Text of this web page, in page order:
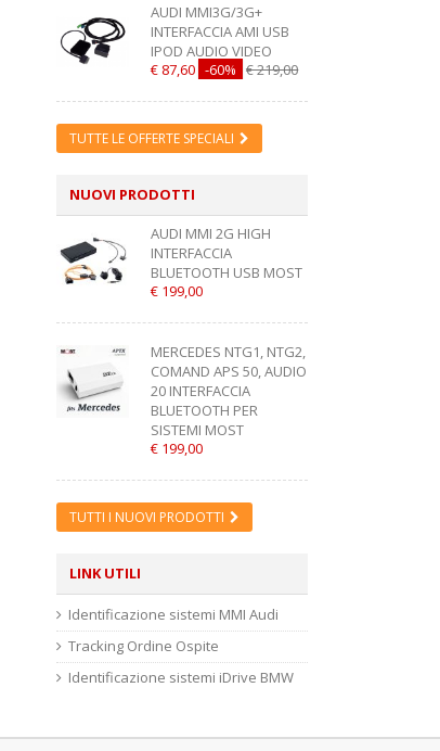
AUDI MMI3G/3G+
INTERFACCIA AMI USB
IPOD AUDIO VIDEO
€ 87,60 -60% € 219,00
TUTTE LE OFFERTE SPECIALI
NUOVI PRODOTTI
AUDI MMI 2G HIGH
INTERFACCIA
BLUETOOTH USB MOST
€ 199,00
MERCEDES NTG1, NTG2,
COMAND APS 50, AUDIO
20 INTERFACCIA
BLUETOOTH PER
SISTEMI MOST
€ 199,00
TUTTI I NUOVI PRODOTTI
LINK UTILI
Identificazione sistemi MMI Audi
Tracking Ordine Ospite
Identificazione sistemi iDrive BMW